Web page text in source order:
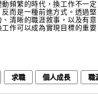
頻繁的時代，換工作不一定
而是一種前進方式。透過堅
清晰的職涯敘事，以及有意
作可以成為實現目標的重要
求職 個人成長 職